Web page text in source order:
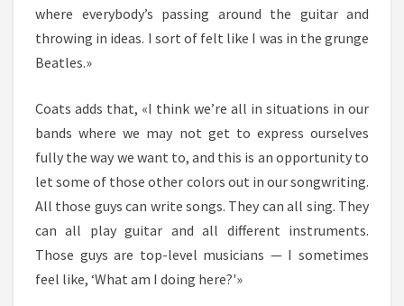
where everybody’s passing around the guitar and
throwing in ideas. I sort of felt like I was in the grunge
Beatles.»
Coats adds that, «I think we’re all in situations in our
bands where we may not get to express ourselves
fully the way we want to, and this is an opportunity to
let some of those other colors out in our songwriting.
All those guys can write songs. They can all sing. They
can all play guitar and all different instruments.
Those guys are top-level musicians — I sometimes
feel like, ‘What am I doing here?'»